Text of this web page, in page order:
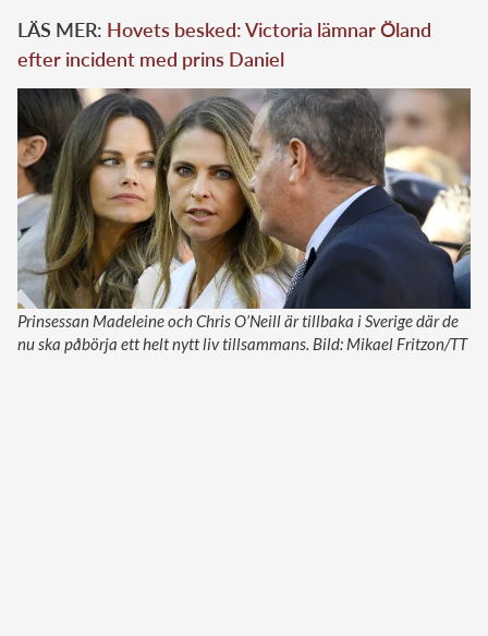
LÄS MER: Hovets besked: Victoria lämnar Öland
efter incident med prins Daniel
Prinsessan Madeleine och Chris O’Neill är tillbaka i Sverige där de
nu ska påbörja ett helt nytt liv tillsammans. Bild: Mikael Fritzon/TT